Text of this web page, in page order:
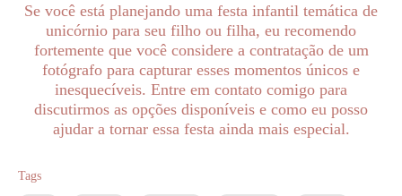
Se você está planejando uma festa infantil temática de
unicórnio para seu filho ou filha, eu recomendo
fortemente que você considere a contratação de um
fotógrafo para capturar esses momentos únicos e
inesquecíveis. Entre em contato comigo para
discutirmos as opções disponíveis e como eu posso
ajudar a tornar essa festa ainda mais especial.
Tags